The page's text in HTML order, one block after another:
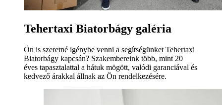
Tehertaxi Biatorbágy galéria
Ön is szeretné igénybe venni a segítségünket Tehertaxi
Biatorbágy kapcsán? Szakembereink több, mint 20
éves tapasztalattal a hátuk mögött, valódi garanciával és
kedvező árakkal állnak az Ön rendelkezésére.